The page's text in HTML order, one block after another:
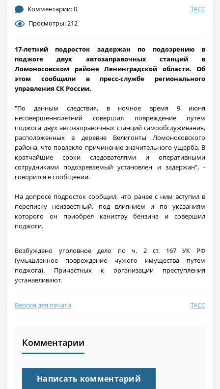
Комментарии: 0
Просмотры: 212
ТАСС
17-летний подросток задержан по подозрению в
поджоге двух автозаправочных станций в
Ломоносовском районе Ленинградской области. Об
этом сообщили в пресс-службе регионального
управления СК России.
"По данным следствия, в ночное время 9 июня
несовершеннолетний совершил повреждение путем
поджога двух автозаправочных станций самообслуживания,
расположенных в деревне Велигонты Ломоносовского
района, что повлекло причинение значительного ущерба. В
кратчайшие сроки следователями и оперативными
сотрудниками подозреваемый установлен и задержан", -
говорится в сообщении.
На допросе подросток сообщил, что ранее с ним вступил в
переписку неизвестный, под влиянием и по указаниям
которого он приобрел канистру бензина и совершил
поджоги.
Возбуждено уголовное дело по ч. 2 ст. 167 УК РФ
(умышленное повреждение чужого имущества путем
поджога). Причастных к организации преступления
устанавливают.
Версия для печати ТАСС
Комментарии
Написать комментарий